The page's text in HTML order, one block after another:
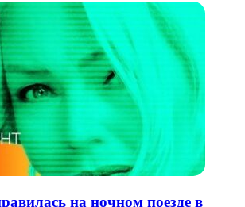
на ночном поезде в